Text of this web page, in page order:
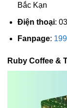
Bắc Kạn
Điện thoại:
Fanpage:
Ruby Coffee &